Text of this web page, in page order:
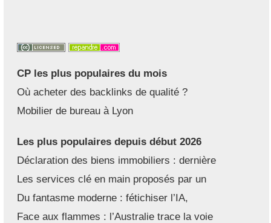
CP les plus populaires du mois
Où acheter des backlinks de qualité ?
Mobilier de bureau à Lyon
Les plus populaires depuis début 2026
Déclaration des biens immobiliers : dernière
Les services clé en main proposés par un
Du fantasme moderne : fétichiser l’IA,
Face aux flammes : l’Australie trace la voie